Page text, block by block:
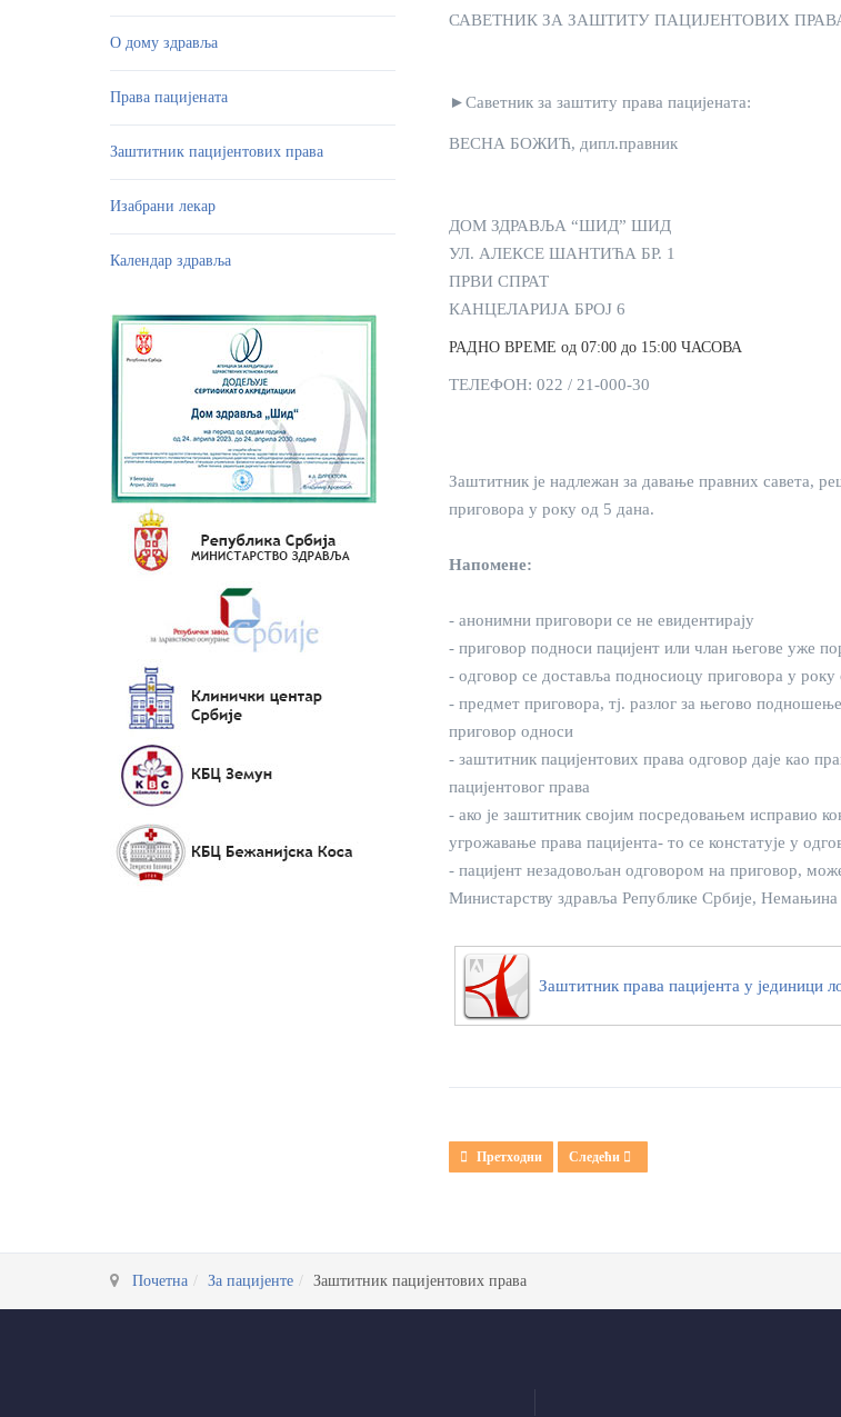
САВЕТНИК ЗА ЗАШТИТУ ПАЦИЈЕНТОВИХ
►Саветник за заштиту права пацијената:
ВЕСНА БОЖИЋ, дипл.правник
ДОМ ЗДРАВЉА “ШИД” ШИД
УЛ. АЛЕКСЕ ШАНТИЋА БР. 1
ПРВИ СПРАТ
КАНЦЕЛАРИЈА БРОЈ 6
РАДНО ВРЕМЕ од 07:00 до 15:00 ЧАСОВА
ТЕЛЕФОН: 022 / 21-000-30
Заштитник је надлежан за давање правних савета,
приговора у року од 5 дана.
Напомене:
- анонимни приговори се не евидентирају
- приговор подноси пацијент или члан његове уже
- одговор се доставља подносиоцу приговора у року
- предмет приговора, тј. разлог за његово
приговор односи
- заштитник пацијентових права одговор даје као
пацијентовог права
- ако је заштитник својим посредовањем исправио
угрожавање права пацијента- то се констатује у
- пацијент незадовољан одговором на приговор,
Министарству здравља Републике Србије,
Заштитник права пацијента у јединици
Претходни чланак: Права пацијената
Претходни Следећи чланак: Изабрани лекар
Следећи
О дому здравља
Права пацијената
Заштитник пацијентових права
Изабрани лекар
Календар здравља
Почетна За пацијенте Заштитник пацијентових права